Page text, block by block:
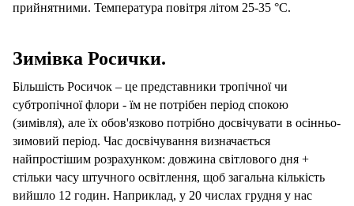
прийнятними. Температура повітря літом 25-35 °C.
Зимівка Росички.
Більшість Росичок – це представники тропічної чи
субтропічної флори - їм не потрібен період спокою
(зимівля), але їх обов'язково потрібно досвічувати в осінньо-
зимовий період. Час досвічування визначається
найпростішим розрахунком: довжина світлового дня +
стільки часу штучного освітлення, щоб загальна кількість
вийшло 12 годин. Наприклад, у 20 числах грудня у нас